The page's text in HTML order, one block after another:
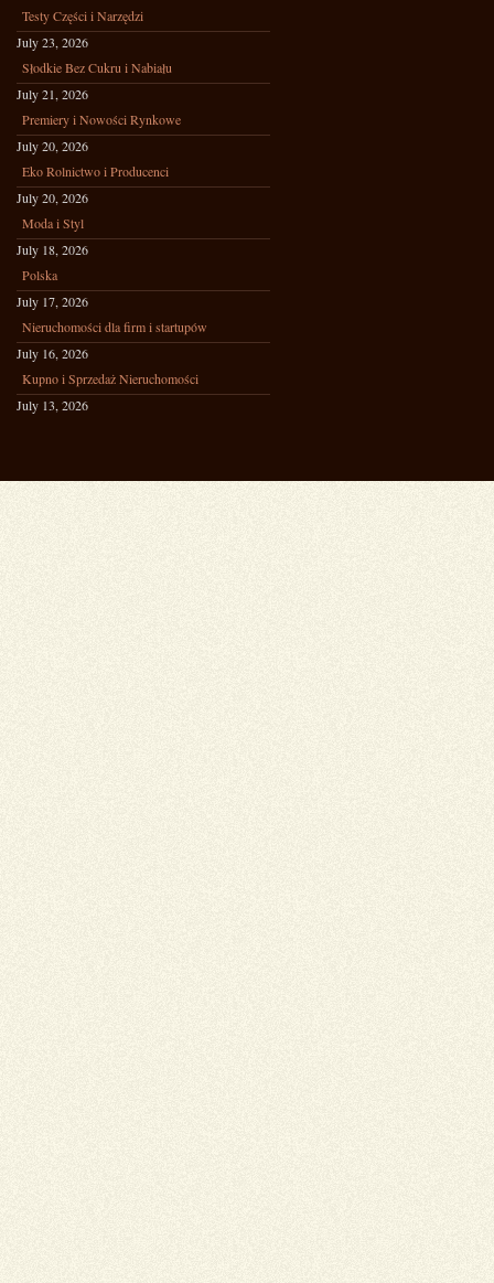
Testy Części i Narzędzi
July 23, 2026
Słodkie Bez Cukru i Nabiału
July 21, 2026
Premiery i Nowości Rynkowe
July 20, 2026
Eko Rolnictwo i Producenci
July 20, 2026
Moda i Styl
July 18, 2026
Polska
July 17, 2026
Nieruchomości dla firm i startupów
July 16, 2026
Kupno i Sprzedaż Nieruchomości
July 13, 2026